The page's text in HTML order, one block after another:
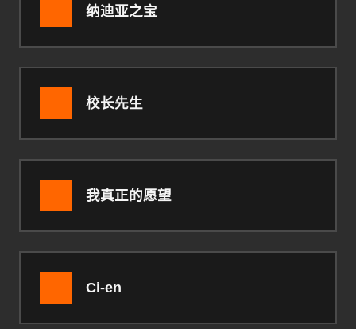
纳迪亚之宝
校长先生
我真正的愿望
Ci-en